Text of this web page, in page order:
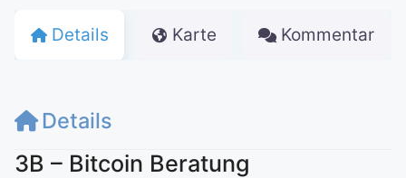
Details Karte Kommentar
Details
3B – Bitcoin Beratung